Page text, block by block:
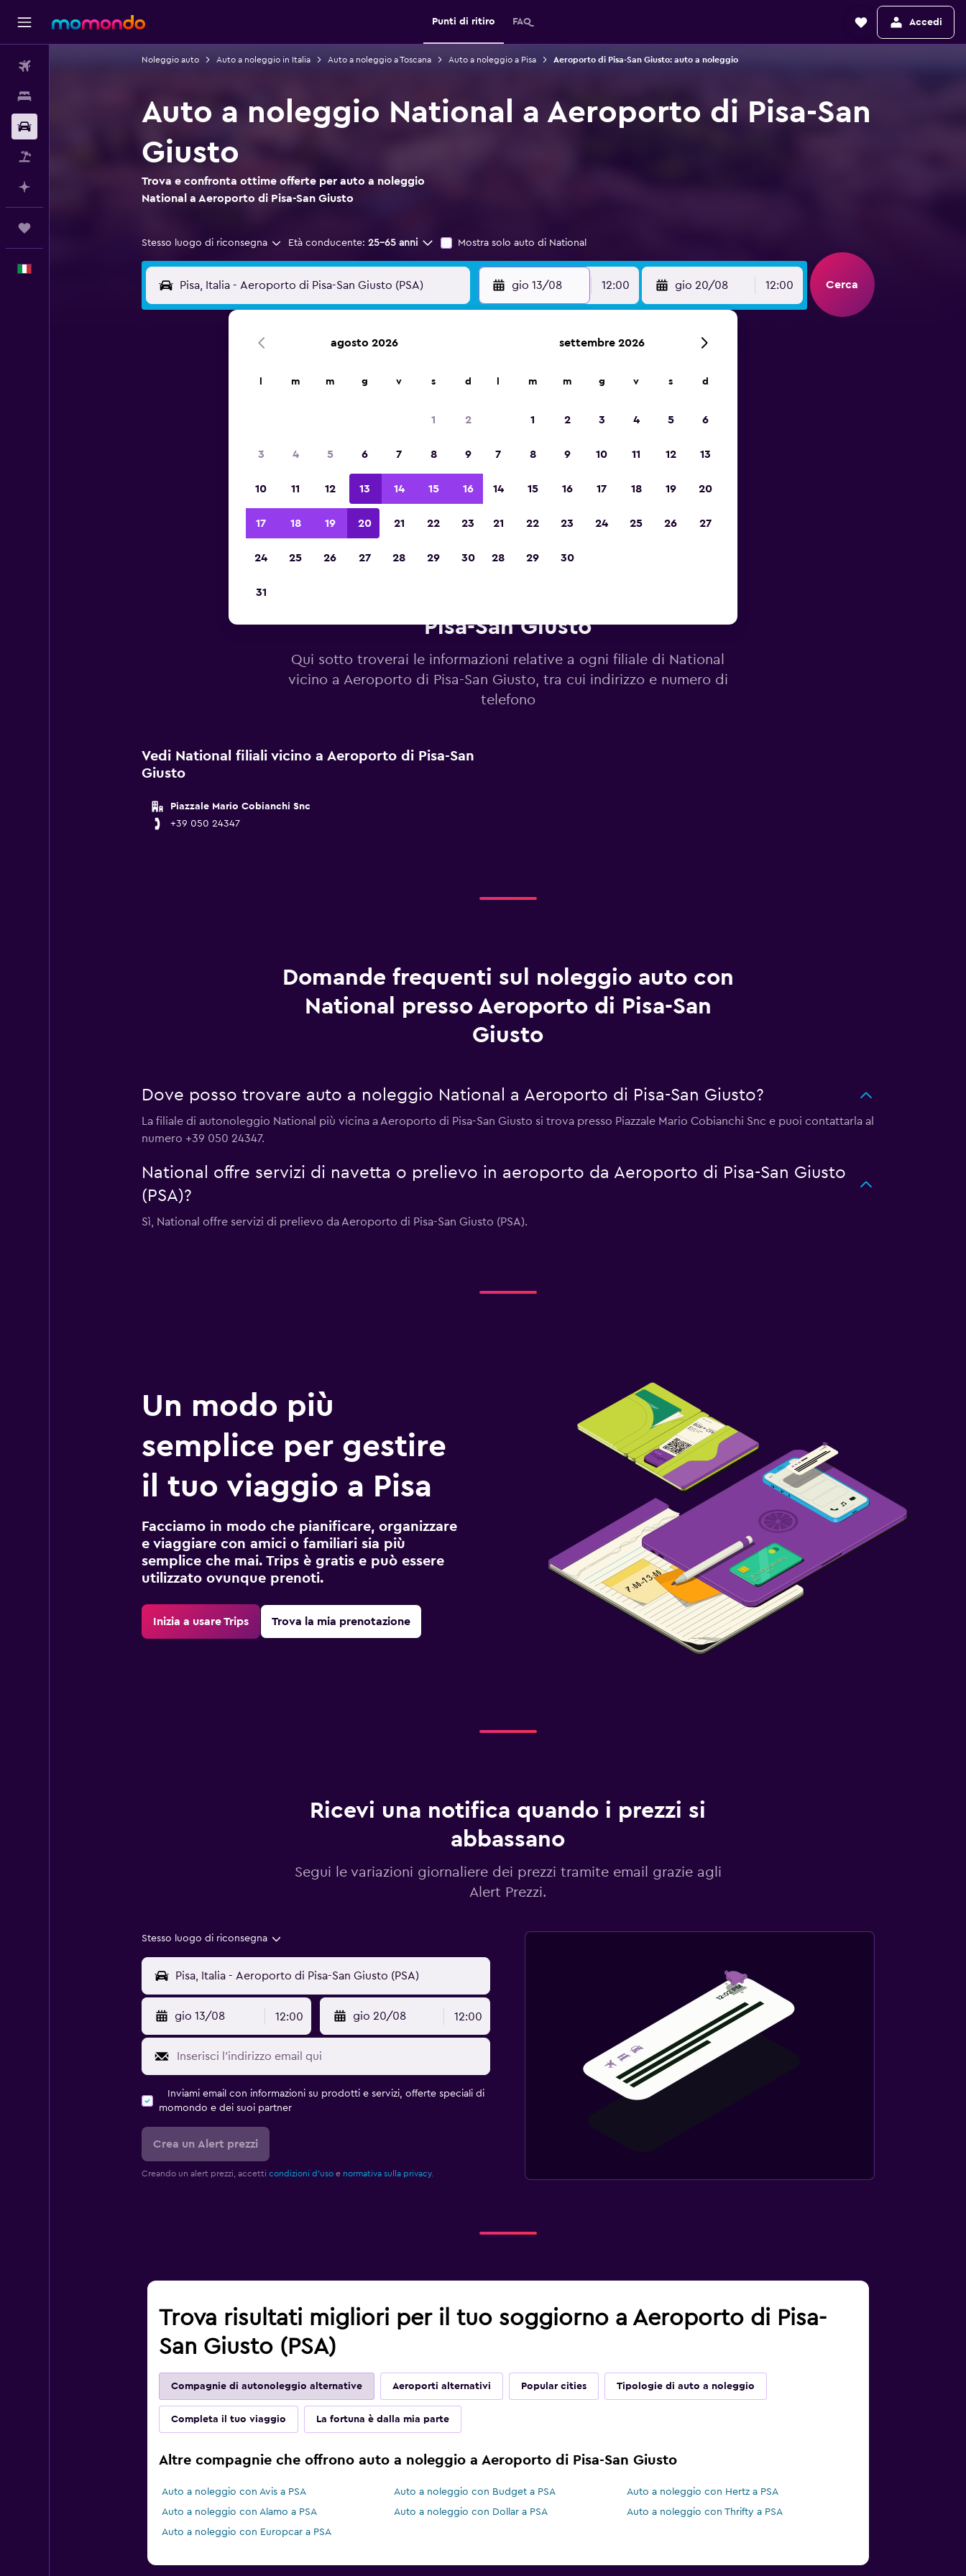
Punti di ritiro FAQ Accedi
Noleggio auto Auto a noleggio in Italia Auto a noleggio a Toscana Auto a noleggio a Pisa Aeroporto di Pisa-San Giusto: auto a noleggio
Auto a noleggio National a Aeroporto di Pisa-San
Giusto
Trova e confronta ottime offerte per auto a noleggio
National a Aeroporto di Pisa-San Giusto
Stesso luogo di riconsegna Età conducente: 25-65 anni Mostra solo auto di National
gio 13/08 12:00 gio 20/08 12:00 Cerca
d'Europa 2023
Pisa-San Giusto
Qui sotto troverai le informazioni relative a ogni filiale di National
vicino a Aeroporto di Pisa-San Giusto, tra cui indirizzo e numero di
telefono
Vedi National filiali vicino a Aeroporto di Pisa-San
Giusto
Piazzale Mario Cobianchi Snc
+39 050 24347
Domande frequenti sul noleggio auto con
National presso Aeroporto di Pisa-San
Giusto
Dove posso trovare auto a noleggio National a Aeroporto di Pisa-San Giusto?
La filiale di autonoleggio National più vicina a Aeroporto di Pisa-San Giusto si trova presso Piazzale Mario Cobianchi Snc e puoi contattarla al
numero +39 050 24347.
National offre servizi di navetta o prelievo in aeroporto da Aeroporto di Pisa-San Giusto
(PSA)?
Sì, National offre servizi di prelievo da Aeroporto di Pisa-San Giusto (PSA).
Un modo più
semplice per gestire
il tuo viaggio a Pisa
Facciamo in modo che pianificare, organizzare
e viaggiare con amici o familiari sia più
semplice che mai. Trips è gratis e può essere
utilizzato ovunque prenoti.
Inizia a usare Trips Trova la mia prenotazione
Ricevi una notifica quando i prezzi si
abbassano
Segui le variazioni giornaliere dei prezzi tramite email grazie agli
Alert Prezzi.
Stesso luogo di riconsegna
gio 13/08 12:00 gio 20/08 12:00
Inviami email con informazioni su prodotti e servizi, offerte speciali di
momondo e dei suoi partner
Crea un Alert prezzi
Creando un alert prezzi, accetti condizioni d'usoe normativa sulla privacy.
Trova risultati migliori per il tuo soggiorno a Aeroporto di Pisa-
San Giusto (PSA)
Compagnie di autonoleggio alternative Aeroporti alternativi Popular cities Tipologie di auto a noleggio
Completa il tuo viaggio La fortuna è dalla mia parte
Altre compagnie che offrono auto a noleggio a Aeroporto di Pisa-San Giusto
Auto a noleggio con Avis a PSA Auto a noleggio con Budget a PSA
Auto a noleggio con Hertz a PSA
Auto a noleggio con Alamo a PSA
Auto a noleggio con Dollar a PSA
Auto a noleggio con Thrifty a PSA
Auto a noleggio con Europcar a PSA
agosto 2026
m m g v s d
1 2
3 4 5 6 7 8 9
10 11 12 13 14 15 16
17 18 19 20 21 22 23
24 25 26 27 28 29 30
31
settembre 2026
m m g v s d
1 2 3 4 5 6
7 8 9 10 11 12 13
14 15 16 17 18 19 20
21 22 23 24 25 26 27
28 29 30